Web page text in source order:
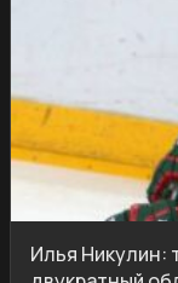
Илья Никулин: